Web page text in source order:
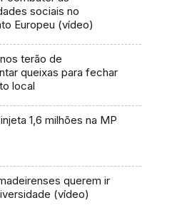
sociais no
Europeu (vídeo)
terão de
queixas para fechar
local
1,6 milhões na MP
querem ir
(vídeo)